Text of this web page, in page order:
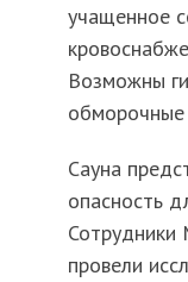
учащенное
Возможны
обморочные
Сауна
опасность
Сотрудники
провели